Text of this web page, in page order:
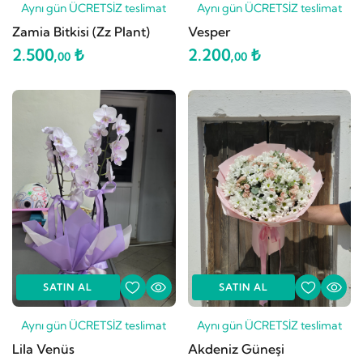
Aynı gün ÜCRETSİZ teslimat
Zamia Bitkisi (Zz Plant)
2.500,00 ₺
Aynı gün ÜCRETSİZ teslimat
Vesper
2.200,00₺
SATIN AL
Aynı gün ÜCRETSİZ teslimat
Lila Venüs
SATIN AL
Aynı gün ÜCRETSİZ teslimat
Akdeniz Güneşi